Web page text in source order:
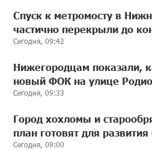
Спуск к метромосту в
частично перекрыли до
Сегодня, 09:42
Нижегородцам показали,
новый ФОК на улице
Сегодня, 09:33
Город хохломы и
план готовят для
Сегодня, 09:00